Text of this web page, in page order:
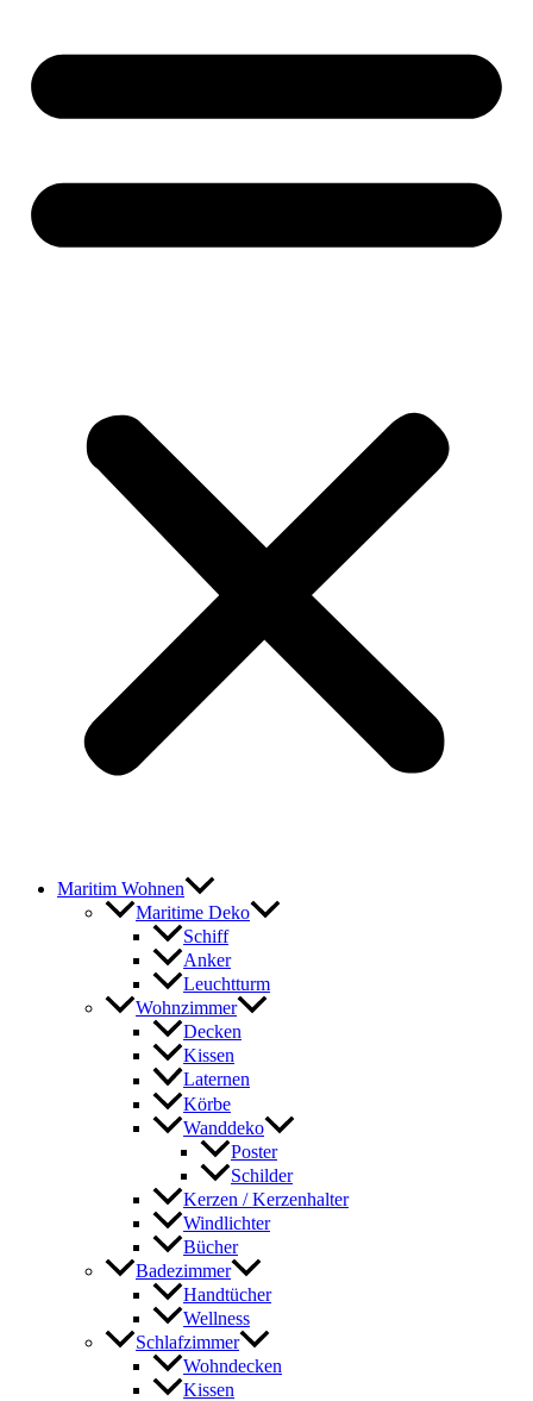
Maritim Wohnen
Maritime Deko
Schiff
Anker
Leuchtturm
Wohnzimmer
Decken
Kissen
Laternen
Körbe
Wanddeko
Poster
Schilder
Kerzen / Kerzenhalter
Windlichter
Bücher
Badezimmer
Handtücher
Wellness
Schlafzimmer
Wohndecken
Kissen